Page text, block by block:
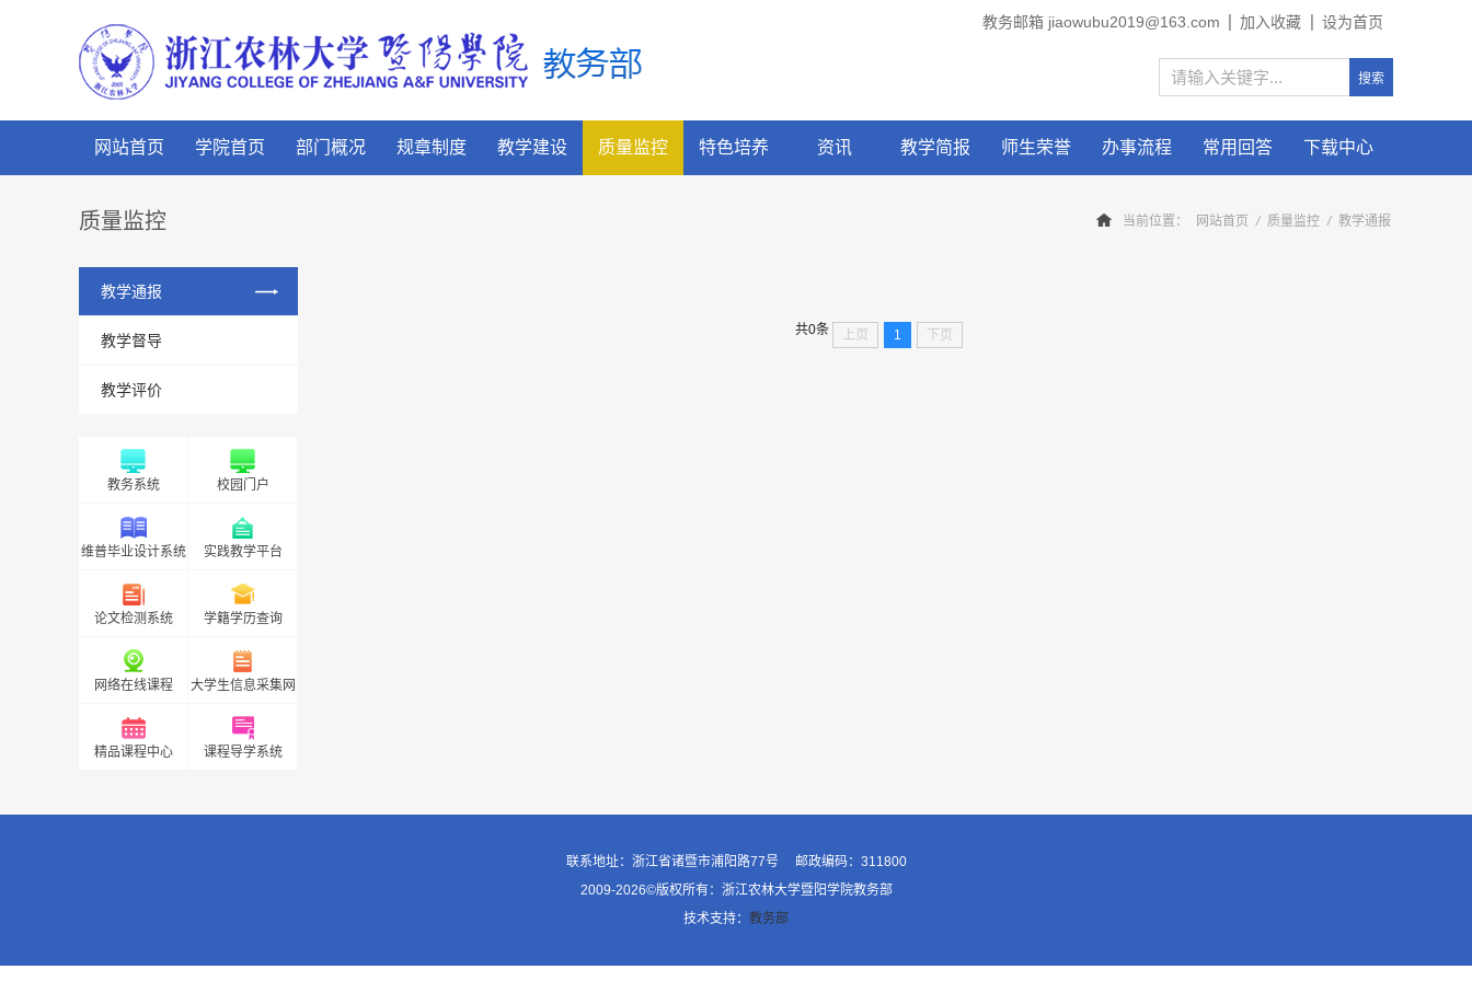
设为首页
加入收藏
教务邮箱 jiaowubu2019@163.com
网站首页 学院首页 部门概况 规章制度 教学建设 质量监控 特色培养 资讯 教学简报 师生荣誉 办事流程 常用回答 下载中心
质量监控 当前位置： 网站首页 / 质量监控 / 教学通报
教学通报
教学督导
教学评价
教务系统 校园门户
维普毕业设计系统 实践教学平台
论文检测系统 学籍学历查询
网络在线课程 大学生信息采集网
精品课程中心 课程导学系统
共0条 上页 1 下页
联系地址：浙江省诸暨市浦阳路77号 邮政编码：311800
2009-2026©版权所有：浙江农林大学暨阳学院教务部
技术支持： 教务部